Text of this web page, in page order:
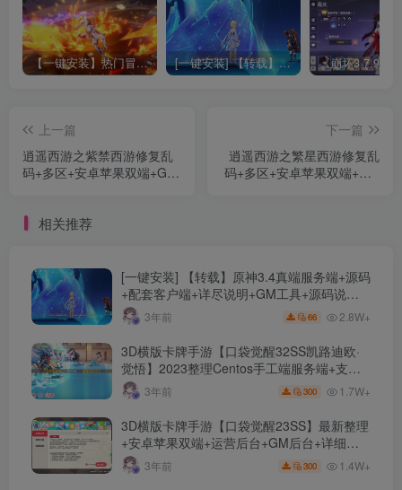
【一键安装】热门冒险策略类游戏崩坏：星穹铁道全新2.3版本一键端+一键代理+一键启动+免虚拟机 [一键安装] 【转载】原神3.4真端服务端+源码+配套客户端+详尽说明+GM工具+源码说明文件
上一篇
逍遥西游之紫禁西游修复乱
码+多区+安卓苹果双端+GM
下一篇
逍遥西游之繁星西游修复乱
码+多区+安卓苹果双端+GM
相关推荐
[一键安装] 【转载】原神3.4真端服务端+源码
+配套客户端+详尽说明+GM工具+源码说明
文件3年前 66 2.8W+
3D横版卡牌手游【口袋觉醒32SS凯路迪欧·
觉悟】2023整理Centos手工端服务端+支付
对接+安卓苹果双端+运营后台+GM授权后台
+代理后台
3年前 300 1.7W+
3D横版卡牌手游【口袋觉醒23SS】最新整理
+安卓苹果双端+运营后台+GM后台+详细搭
建教程3年前 300 1.4W+